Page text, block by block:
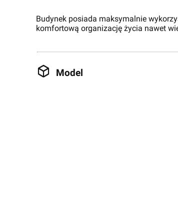
Budynek posiada maksymalnie
komfortową organizację życia nawet
Model